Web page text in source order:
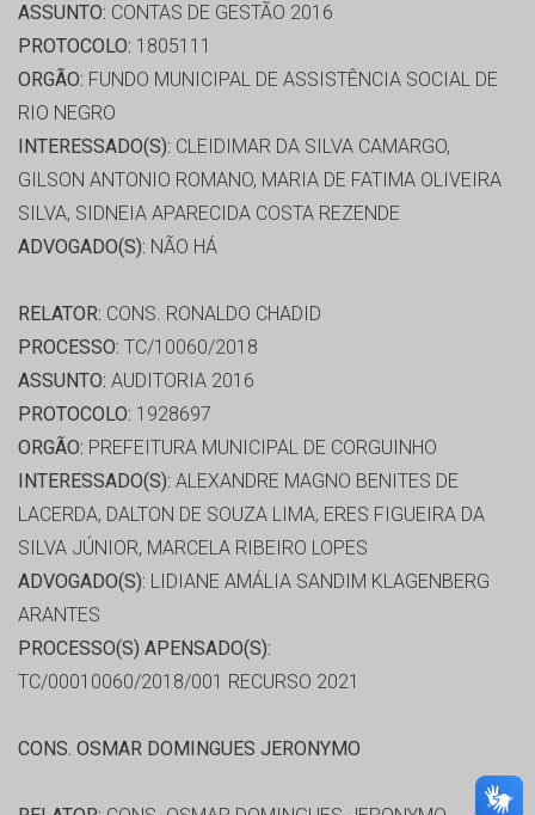
ASSUNTO: CONTAS DE GESTÃO 2016
PROTOCOLO: 1805111
ORGÃO: FUNDO MUNICIPAL DE ASSISTÊNCIA SOCIAL DE
RIO NEGRO
INTERESSADO(S): CLEIDIMAR DA SILVA CAMARGO,
GILSON ANTONIO ROMANO, MARIA DE FATIMA OLIVEIRA
SILVA, SIDNEIA APARECIDA COSTA REZENDE
ADVOGADO(S): NÃO HÁ
RELATOR: CONS. RONALDO CHADID
PROCESSO: TC/10060/2018
ASSUNTO: AUDITORIA 2016
PROTOCOLO: 1928697
ORGÃO: PREFEITURA MUNICIPAL DE CORGUINHO
INTERESSADO(S): ALEXANDRE MAGNO BENITES DE
LACERDA, DALTON DE SOUZA LIMA, ERES FIGUEIRA DA
SILVA JÚNIOR, MARCELA RIBEIRO LOPES
ADVOGADO(S): LIDIANE AMÁLIA SANDIM KLAGENBERG
ARANTES
PROCESSO(S) APENSADO(S):
TC/00010060/2018/001 RECURSO 2021
CONS. OSMAR DOMINGUES JERONYMO